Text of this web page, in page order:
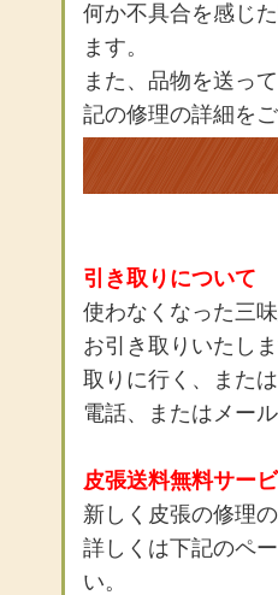
何か不具合を感じ
ます。
また、品物を送っ
記の修理の詳細を
引き取りについて
使わなくなった三
お引き取りいたし
取りに行く、また
電話、またはメー
皮張送料無料サー
新しく皮張の修理
詳しくは下記のペ
い。